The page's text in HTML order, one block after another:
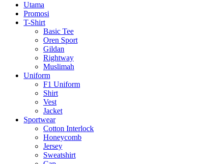
Utama
Promosi
T-Shirt
Basic Tee
Oren Sport
Gildan
Rightway
Muslimah
Uniform
F1 Uniform
Shirt
Vest
Jacket
Sportwear
Cotton Interlock
Honeycomb
Jersey
Sweatshirt